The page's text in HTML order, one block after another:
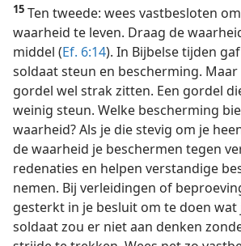
15 Ten tweede: wees vastbesloten
waarheid te leven. Draag de
middel (Ef. 6:14). In Bijbelse tijden
soldaat steun en bescherming.
gordel wel strak zitten. Een gordel
weinig steun. Welke bescherming
waarheid? Als je die stevig om je
de waarheid je beschermen tegen
redenaties en helpen verstandige
nemen. Bij verleidingen of
gesterkt in je besluit om te doen wat
soldaat zou er niet aan denken